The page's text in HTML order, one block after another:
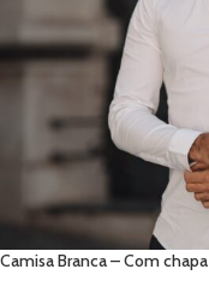
Camisa Branca – Com chapa